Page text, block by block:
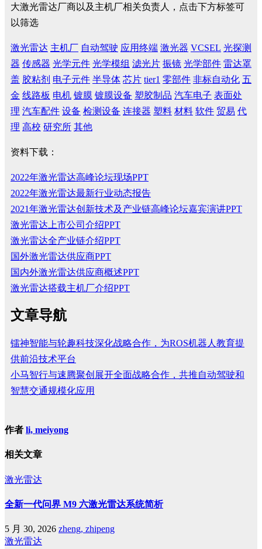
大激光雷达厂商以及主机厂相关负责人，点击下方标签可
以筛选
激光雷达 主机厂 自动驾驶 应用终端 激光器 VCSEL 光探测
器 传感器 光学元件 光学模组 滤光片 振镜 光学部件 雷达罩
盖 胶粘剂 电子元件 半导体 芯片 tier1 零部件 非标自动化 五
金 线路板 电机 镀膜 镀膜设备 塑胶制品 汽车电子 表面处
理 汽车配件 设备 检测设备 连接器 塑料 材料 软件 贸易 代
理 高校 研究所 其他
资料下载：
2022年激光雷达高峰论坛现场PPT
2022年激光雷达最新行业动态报告
2021年激光雷达创新技术及产业链高峰论坛嘉宾演讲PPT
激光雷达上市公司介绍PPT
激光雷达全产业链介绍PPT
国外激光雷达供应商PPT
国内外激光雷达供应商概述PPT
激光雷达搭载主机厂介绍PPT
文章导航
镭神智能与轮趣科技深化战略合作，为ROS机器人教育提
供前沿技术平台
小马智行与速腾聚创展开全面战略合作，共推自动驾驶和
智慧交通规模化应用
作者 li, meiyong
相关文章
激光雷达
全新一代问界 M9 六激光雷达系统简析
5 月 30, 2026 zheng, zhipeng
激光雷达